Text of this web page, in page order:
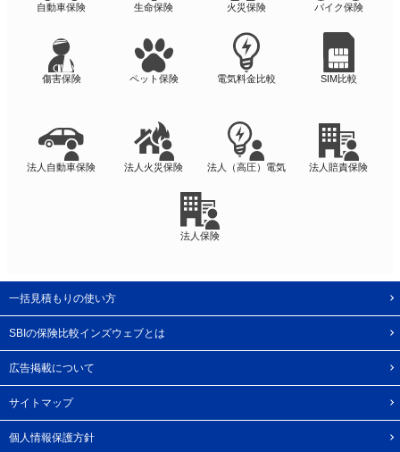
自動車保険 生命保険 火災保険 バイク保険
傷害保険 ペット保険 電気料金比較 SIM比較
法人自動車保険 法人火災保険 法人（高圧）電気 法人賠責保険
法人保険
一括見積もりの使い方
SBIの保険比較インズウェブとは
広告掲載について
サイトマップ
個人情報保護方針